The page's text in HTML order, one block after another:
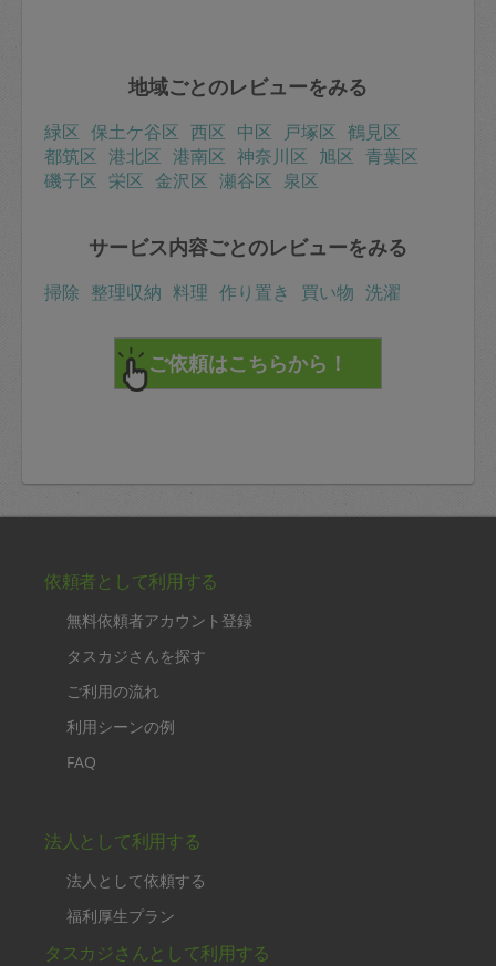
地域ごとのレビューをみる
緑区 保土ケ谷区 西区 中区 戸塚区 鶴見区
都筑区 港北区 港南区 神奈川区 旭区 青葉区
磯子区 栄区 金沢区 瀬谷区 泉区
サービス内容ごとのレビューをみる
掃除 整理収納 料理 作り置き 買い物 洗濯
依頼者として利用する
無料依頼者アカウント登録
タスカジさんを探す
ご利用の流れ
利用シーンの例
FAQ
法人として利用する
法人として依頼する
福利厚生プラン
タスカジさんとして利用する